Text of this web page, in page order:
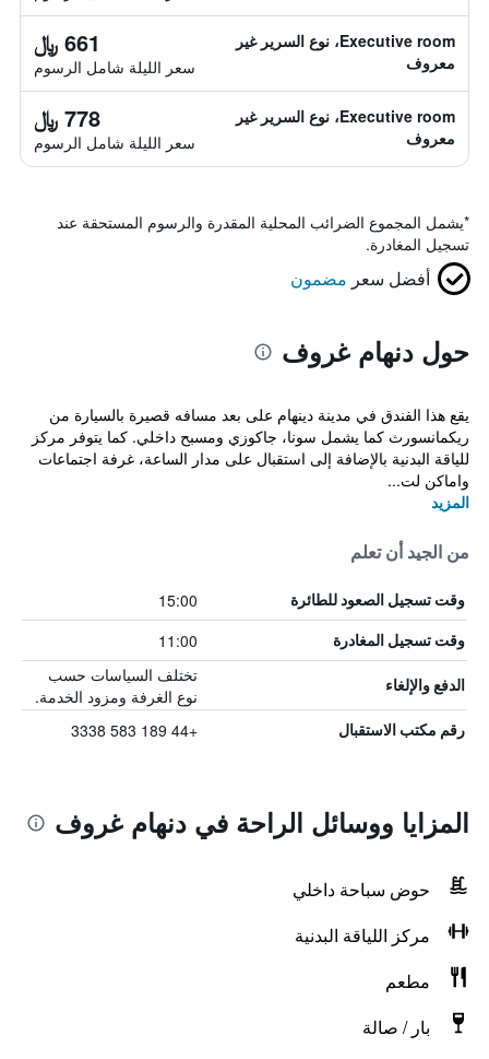
Executive room، نوع السرير غير
معروف
661 ﷼
سعر الليلة شامل الرسوم
Executive room، نوع السرير غير
معروف
778 ﷼
سعر الليلة شامل الرسوم
*يشمل المجموع الضرائب المحلية المقدرة والرسوم المستحقة عند
تسجيل المغادرة.
أفضل سعر مضمون
حول دنهام غروف
يقع هذا الفندق في مدينة دينهام على بعد مسافه قصيرة بالسيارة من
ريكمانسورث كما يشمل سونا، جاكوزي ومسبح داخلي. كما يتوفر مركز
للياقة البدنية بالإضافة إلى استقبال على مدار الساعة، غرفة اجتماعات
واماكن لت...
المزيد
من الجيد أن تعلم
وقت تسجيل الصعود للطائرة 15:00
وقت تسجيل المغادرة 11:00
الدفع والإلغاء
تختلف السياسات حسب
نوع الغرفة ومزود الخدمة.
رقم مكتب الاستقبال +44 189 583 3338
المزايا ووسائل الراحة في دنهام غروف
حوض سباحة داخلي
مركز اللياقة البدنية
مطعم
بار / صالة